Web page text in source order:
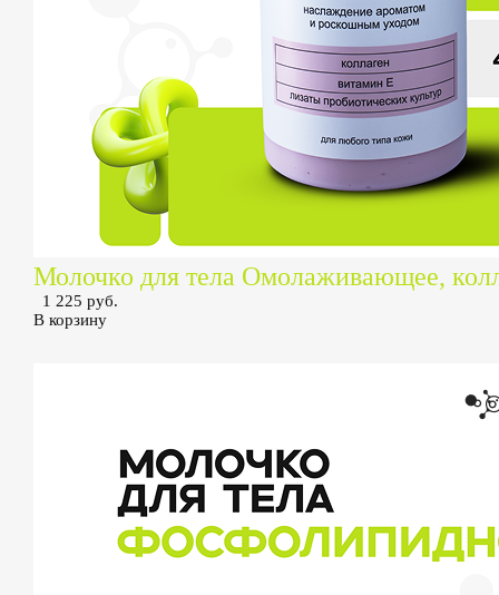
Молочко для тела Омолаживающее,
1 225 руб.
В корзину